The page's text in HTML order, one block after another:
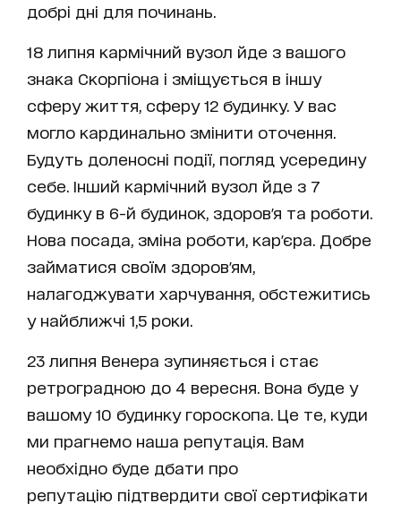
добрі дні для починань.
18 липня кармічний вузол йде з вашого
знака Скорпіона і зміщується в іншу
сферу життя, сферу 12 будинку. У вас
могло кардинально змінити оточення.
Будуть доленосні події, погляд усередину
себе. Інший кармічний вузол йде з 7
будинку в 6-й будинок, здоров'я та роботи.
Нова посада, зміна роботи, кар'єра. Добре
займатися своїм здоров'ям,
налагоджувати харчування, обстежитись
у найближчі 1,5 роки.
23 липня Венера зупиняється і стає
ретроградною до 4 вересня. Вона буде у
вашому 10 будинку гороскопа. Це те, куди
ми прагнемо наша репутація. Вам
необхідно буде дбати про
репутацію підтвердити свої сертифікати